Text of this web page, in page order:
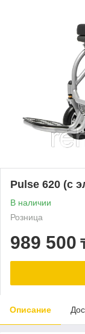
Pulse 620 (с
В наличии
Розница
989 500
Описание